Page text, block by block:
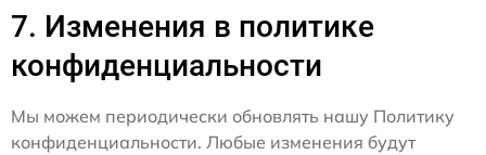
7. Изменения в политике
конфиденциальности
Мы можем периодически обновлять нашу Политику
конфиденциальности. Любые изменения будут